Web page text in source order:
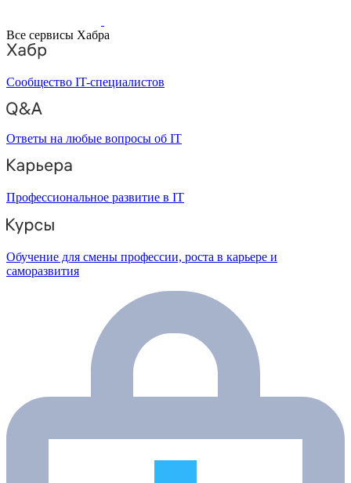
Все сервисы Хабра
Сообщество IT-специалистов
Ответы на любые вопросы об IT
Профессиональное развитие в IT
Обучение для смены профессии, роста в карьере и
саморазвития